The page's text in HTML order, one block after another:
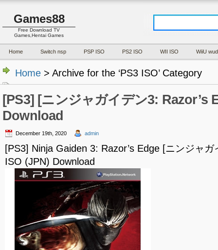
Games88
Free Download TV
Games,Hentai Games
Home Switch nsp PSP ISO PS2 ISO WII ISO WiiU wud
Home > Archive for the ‘PS3 ISO’ Category
[PS3] [ニンジャガイデン3: Razor’s
Download
December 19th, 2020 admin
[PS3] Ninja Gaiden 3: Razor’s Edge [ニンジャガ
ISO (JPN) Download